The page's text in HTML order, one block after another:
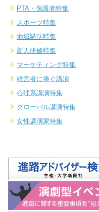
PTA・保護者特集
スポーツ特集
地域講演特集
新人研修特集
マーケティング特集
経営者に捧ぐ講演
心理系講演特集
グローバル講演特集
女性講演家特集